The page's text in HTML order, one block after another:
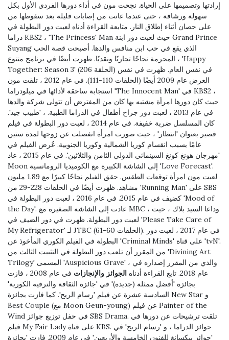
إرادتها وتصميمها على الحياة. نجحت مون في أداء دورها الفردي الأول بكل
سهولة ورشاقة ، حتى عندما عانت من إصابات قليلة بعد سقوطها من
على حصان أثناء إطلاق النار. متابعة القراءة أدناه لعبت دور البطولة في
دراما KBS2 ، 'The Princess' Man حيث لعبت دور ابنة Grand Prince
Suyang الذي يقع في حب ابن منافس والدها. أصبحت قصة الحب
المحرمة نجاحًا تجاريًا ونقديًا. ظهرت أيضًا في برنامج متنوع ، 'Happy
Together: Season 3' (الحلقة 206) في نفس العام. ظهرت في نفس
العرض عام 2009 أيضًا (الحلقات 110-111). في عام 2012 ، تلقت مون
استجابة ساحقة لأدائها في ميلودراما 'The Innocent Man' في KBS2 ،
حيث كان دورها امرأة مشتبه بها كان من المفترض أن تتولى شركة والدها
في عام 2013 ، لعبت دور جراح أطفال في الدراما الطبية. ، 'طبيب جيد'.
كان المسلسل ضربة خفيفة. في عام 2014 ، لعبت دور البطولة في فيلم
قصير بعنوان 'انتظار' ، حيث صورت امرأة انفصلت عن زوجها لمدة ستين
عامًا بسبب انقسام كوريا الشمالية وكوريا الجنوبية. عُرض الفيلم في
'مهرجان هونغ كونغ السينمائي الدولي الثامن والثلاثين'. في عام 2015 ، عاد
Moon إلى الشاشة الكبيرة مع الكوميديا ​​الرومانسية 'Love Forecast'.
لعبت مون امرأة توقعات الطقس. حقق الفيلم نجاحًا كبيرًا مع 1.89 مليون
مشاهد. ظهرت أيضًا في الحلقات 228-29 من 'Running Man' على SBS
كضيف في عام 2015. في عام 2016 ، لعبت دور البطولة في 'Mood of
the Day'. عادت إلى الشاشة الصغيرة مع MBC ، وداعا السيد بلاك ، حيث
لعبت دور البطولة. ظهرت في دور الضيف في 'Please Take Care of
My Refrigerator' لـ JTBC (الحلقات 60-61). في عام 2017 ، لعبت دور
البطولة في الفيلم الكوري المأخوذ عن 'Criminal Minds' على قناة 'tvN'.
من المقرر أن تلعب دور البطولة في التثبيت الثالث من 'Divining Art
Trilogy' المسمى 'Auspicious Grave' ، والذي من المقرر إصداره في
عام 2018. تابع القراءة أدناه
الجوائز والإنجازات
في عام 2008 ، فازت
بجائزة 'أفضل ممثلة (جديدة)' في 'جائزة الثقافة والترفيه الكورية'
السادسة عشرة عن فيلم 'رسام الريح'. كما فازت بجائزة New Star و
Best Couple (مع Moon Geun-young) عن فيلم Painter of the
Wind في حفل توزيع جوائز SBS Drama. تلقت ترشيحات عن دورها في
فيلم My Fair Lady على قناة KBS. جوائز الدراما ، و 'رسام الريح' في
'جوائز بيكسانغ للفنون الخامسة والأربعين' في عام 2009. فازت 'بجائزة